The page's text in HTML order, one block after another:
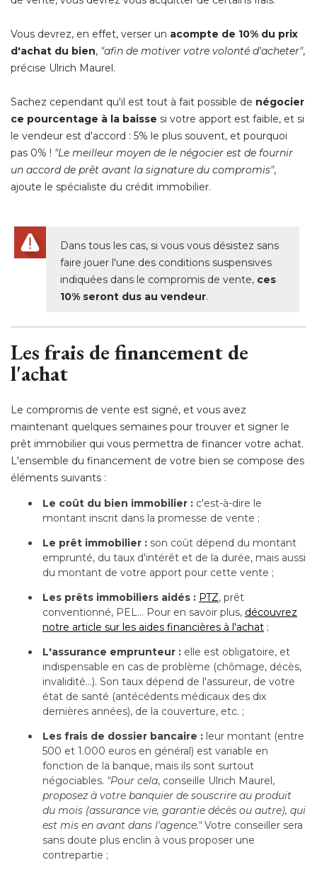
Vous devrez, en effet, verser un acompte de 10% du prix
d'achat du bien, "afin de motiver votre volonté d'acheter",
précise Ulrich Maurel.
Sachez cependant qu'il est tout à fait possible de négocier
ce pourcentage à la baisse si votre apport est faible, et si
le vendeur est d'accord : 5% le plus souvent, et pourquoi
pas 0% ! "Le meilleur moyen de le négocier est de fournir
un accord de prêt avant la signature du compromis",
ajoute le spécialiste du crédit immobilier.
Dans tous les cas, si vous vous désistez sans
faire jouer l'une des conditions suspensives
indiquées dans le compromis de vente, ces
10% seront dus au vendeur.
Les frais de financement de
l'achat
Le compromis de vente est signé, et vous avez
maintenant quelques semaines pour trouver et signer le
prêt immobilier qui vous permettra de financer votre achat.
L'ensemble du financement de votre bien se compose des
éléments suivants :
Le coût du bien immobilier : c'est-à-dire le
montant inscrit dans la promesse de vente ;
Le prêt immobilier : son coût dépend du montant
emprunté, du taux d'intérêt et de la durée, mais aussi
du montant de votre apport pour cette vente ;
Les prêts immobiliers aidés : PTZ, prêt
conventionné, PEL... Pour en savoir plus, découvrez
notre article sur les aides financières à l'achat ;
L'assurance emprunteur : elle est obligatoire, et
indispensable en cas de problème (chômage, décès,
invalidité...). Son taux dépend de l'assureur, de votre
état de santé (antécédents médicaux des dix
dernières années), de la couverture, etc. ;
Les frais de dossier bancaire : leur montant (entre
500 et 1.000 euros en général) est variable en
fonction de la banque, mais ils sont surtout
négociables. "Pour cela, conseille Ulrich Maurel,
proposez à votre banquier de souscrire au produit
du mois (assurance vie, garantie décès ou autre), qui
est mis en avant dans l'agence."Votre conseiller sera
sans doute plus enclin à vous proposer une
contrepartie ;